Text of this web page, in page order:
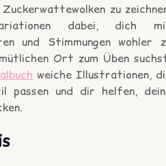
zu
dabei, dich
und Stimmungen wohler
Ort zum Üben
weiche Illustrationen,
passen und dir helfen,